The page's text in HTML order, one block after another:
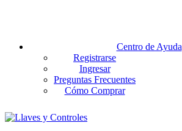
Centro de Ayuda
Registrarse
Ingresar
Preguntas Frecuentes
Cómo Comprar